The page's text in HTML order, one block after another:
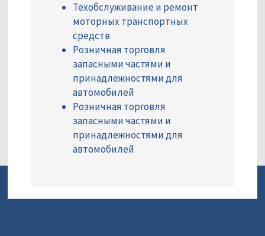
Техобслуживание и ремонт
моторных транспортных
средств
Розничная торговля
запасными частями и
принадлежностями для
автомобилей
Розничная торговля
запасными частями и
принадлежностями для
автомобилей